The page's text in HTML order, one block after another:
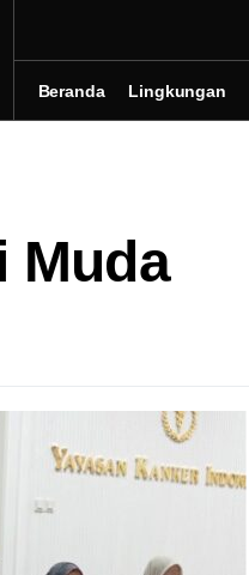
Beranda Lingkungan
Muda